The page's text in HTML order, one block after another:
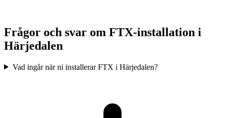
Frågor och svar om FTX-installation i
Härjedalen
Vad ingår när ni installerar FTX i Härjedalen?